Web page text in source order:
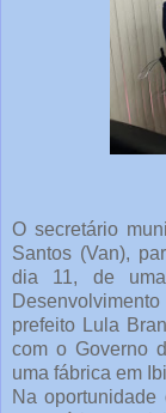
O secretário
Santos (Van),
dia 11, de
prefeito Lula
com o Governo
uma fábrica em
Na